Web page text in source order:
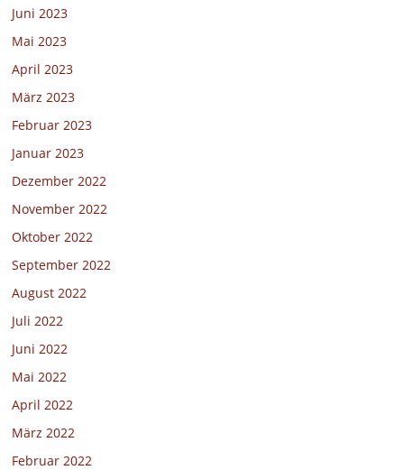
Juni 2023
Mai 2023
April 2023
März 2023
Februar 2023
Januar 2023
Dezember 2022
November 2022
Oktober 2022
September 2022
August 2022
Juli 2022
Juni 2022
Mai 2022
April 2022
März 2022
Februar 2022